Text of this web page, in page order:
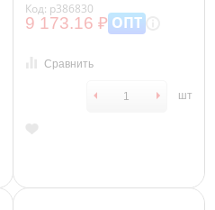
Код: р386830
9 173.16 ₽ ОПТ
Сравнить
шт